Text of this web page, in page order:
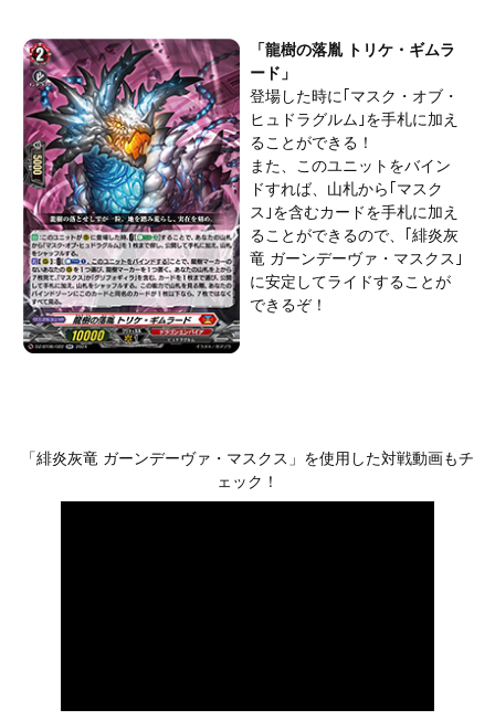
「龍樹の落胤 トリケ・ギムラ
ード」
登場した時に｢マスク・オブ・
ヒュドラグルム｣を手札に加え
ることができる！
また、このユニットをバイン
ドすれば、山札から｢マスク
ス｣を含むカードを手札に加え
ることができるので、｢緋炎灰
竜 ガーンデーヴァ・マスクス｣
に安定してライドすることが
できるぞ！
「緋炎灰竜 ガーンデーヴァ・マスクス」を使用した対戦動画もチ
ェック！